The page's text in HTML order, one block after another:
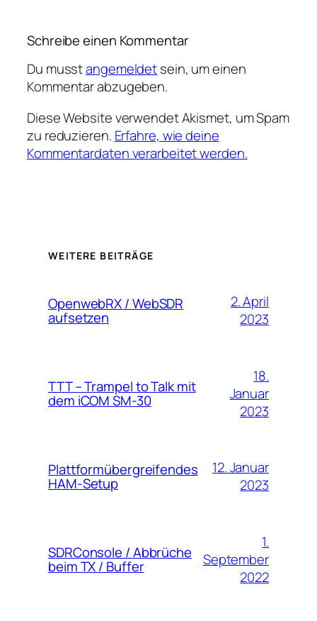
Schreibe einen Kommentar
Du musstangemeldetsein, um einen
Kommentar abzugeben.
Diese Website verwendet Akismet, um Spam
zu reduzieren. Erfahre, wie deine
Kommentardaten verarbeitet werden.
WEITERE BEITRÄGE
OpenwebRX / WebSDR
aufsetzen
2. April
2023
TTT – Trampel to Talk mit
dem iCOM SM-30
18.
Januar
2023
Plattformübergreifendes
HAM-Setup
12. Januar
2023
SDRConsole / Abbrüche
beim TX / Buffer
1.
September
2022